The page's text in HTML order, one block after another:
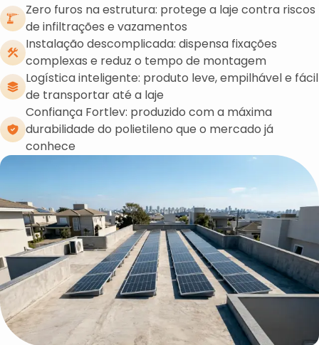
Zero furos na estrutura: protege a laje contra riscos
de infiltrações e vazamentos
Instalação descomplicada: dispensa fixações
complexas e reduz o tempo de montagem
Logística inteligente: produto leve, empilhável e fácil
de transportar até a laje
Confiança Fortlev: produzido com a máxima
durabilidade do polietileno que o mercado já
conhece